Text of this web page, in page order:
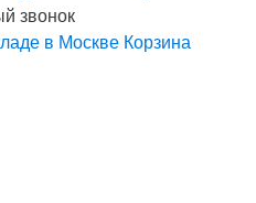
звонок
в Москве Корзина